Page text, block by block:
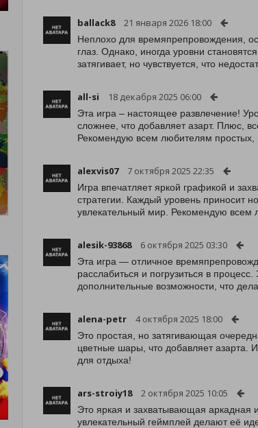
ballack8 21 января 2026 18:00
Неплохо для времяпрепровождения,
глаз. Однако, иногда уровни
затягивает, но чувствуется, что
all-si 18 декабря 2025 06:00
Эта игра – настоящее развлечение!
сложнее, что добавляет азарт. Плюс,
Рекомендую всем любителям простых,
alexvis07 7 октября 2025 22:35
Игра впечатляет яркой графикой и
стратегии. Каждый уровень приносит
увлекательный мир. Рекомендую всем
alesik-93868 6 октября 2025 03:30
Эта игра — отличное
расслабиться и погрузиться в
дополнительные возможности, что
alena-petr 4 октября 2025 18:00
Это простая, но затягивающая
цветные шары, что добавляет азарта.
для отдыха!
ars-stroiy18 2 октября 2025 10:05
Это яркая и захватывающая аркадная
увлекательный геймплей делают её